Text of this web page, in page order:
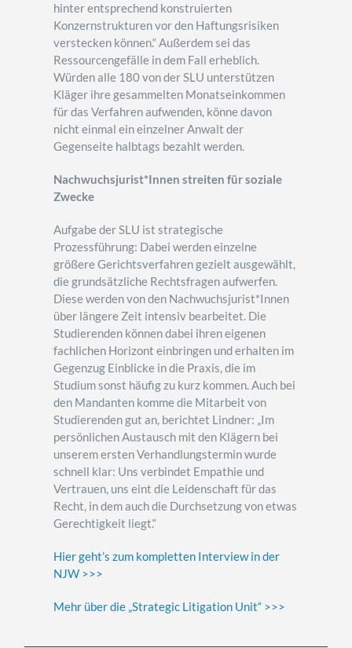
hinter entsprechend konstruierten
Konzernstrukturen vor den Haftungsrisiken
verstecken können.“ Außerdem sei das
Ressourcengefälle in dem Fall erheblich.
Würden alle 180 von der SLU unterstützen
Kläger ihre gesammelten Monatseinkommen
für das Verfahren aufwenden, könne davon
nicht einmal ein einzelner Anwalt der
Gegenseite halbtags bezahlt werden.
Nachwuchsjurist*Innen streiten für soziale
Zwecke
Aufgabe der SLU ist strategische
Prozessführung: Dabei werden einzelne
größere Gerichtsverfahren gezielt ausgewählt,
die grundsätzliche Rechtsfragen aufwerfen.
Diese werden von den Nachwuchsjurist*Innen
über längere Zeit intensiv bearbeitet. Die
Studierenden können dabei ihren eigenen
fachlichen Horizont einbringen und erhalten im
Gegenzug Einblicke in die Praxis, die im
Studium sonst häufig zu kurz kommen. Auch bei
den Mandanten komme die Mitarbeit von
Studierenden gut an, berichtet Lindner: „Im
persönlichen Austausch mit den Klägern bei
unserem ersten Verhandlungstermin wurde
schnell klar: Uns verbindet Empathie und
Vertrauen, uns eint die Leidenschaft für das
Recht, in dem auch die Durchsetzung von etwas
Gerechtigkeit liegt.“
Hier geht’s zum kompletten Interview in der
NJW >>>
Mehr über die „Strategic Litigation Unit“ >>>